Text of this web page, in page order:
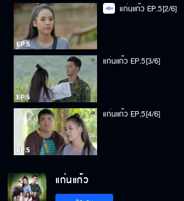
แก่นแก้ว EP.5[2/6]
แก่นแก้ว EP.5[3/6]
แก่นแก้ว EP.5[4/6]
แก่นแก้ว